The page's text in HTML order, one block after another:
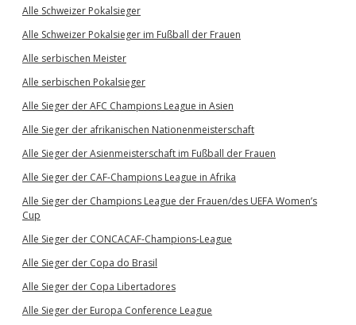
Alle Schweizer Pokalsieger
Alle Schweizer Pokalsieger im Fußball der Frauen
Alle serbischen Meister
Alle serbischen Pokalsieger
Alle Sieger der AFC Champions League in Asien
Alle Sieger der afrikanischen Nationenmeisterschaft
Alle Sieger der Asienmeisterschaft im Fußball der Frauen
Alle Sieger der CAF-Champions League in Afrika
Alle Sieger der Champions League der Frauen/des UEFA Women’s
Cup
Alle Sieger der CONCACAF-Champions-League
Alle Sieger der Copa do Brasil
Alle Sieger der Copa Libertadores
Alle Sieger der Europa Conference League